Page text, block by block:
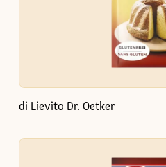
di Lievito Dr. Oetker